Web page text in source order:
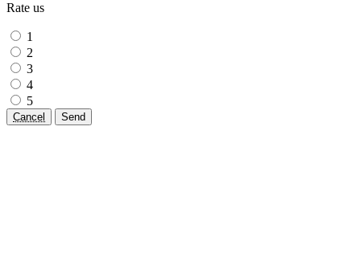
Rate us
1
2
3
4
5
Cancel Send